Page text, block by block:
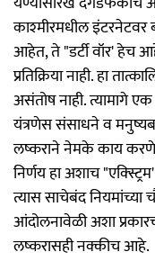
काश्‍मीरमधील इंटरनेटवर
आहेत, ते "डर्टी वॉर' हेच
प्रतिक्रिया नाही. हा
असंतोष नाही. त्यामागे
यंत्रणेस संसाधने व
लष्कराने नेमके काय करणे
निर्णय हा अशाच
त्यास साचेबंद नियमांच्या
आंदोलनावेळी अशा
लष्करासही नक्कीच आहे.